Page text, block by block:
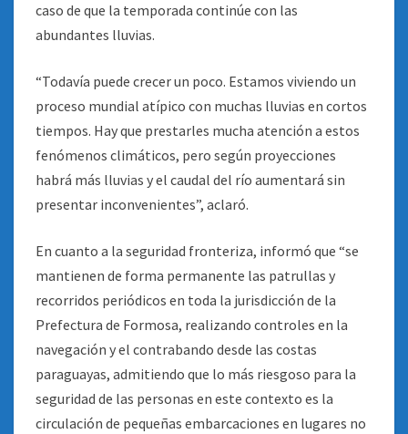
caso de que la temporada continúe con las
abundantes lluvias.
“Todavía puede crecer un poco. Estamos viviendo un
proceso mundial atípico con muchas lluvias en cortos
tiempos. Hay que prestarles mucha atención a estos
fenómenos climáticos, pero según proyecciones
habrá más lluvias y el caudal del río aumentará sin
presentar inconvenientes”, aclaró.
En cuanto a la seguridad fronteriza, informó que “se
mantienen de forma permanente las patrullas y
recorridos periódicos en toda la jurisdicción de la
Prefectura de Formosa, realizando controles en la
navegación y el contrabando desde las costas
paraguayas, admitiendo que lo más riesgoso para la
seguridad de las personas en este contexto es la
circulación de pequeñas embarcaciones en lugares no